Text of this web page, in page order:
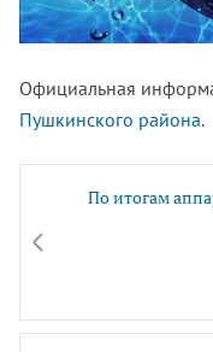
Официальная
Пушкинского района.
По итогам